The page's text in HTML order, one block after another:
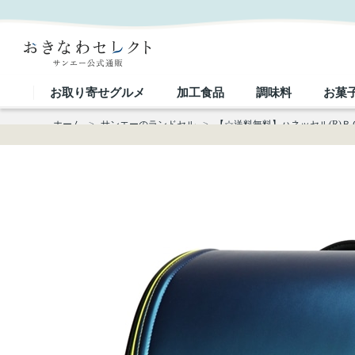
お取り寄せグルメ 加工食品 調味料 お菓
ホーム > サンエーのランドセル > 【☆送料無料】ハネッセル(R)